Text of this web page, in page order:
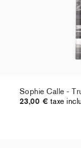
Sophie Calle -
23,00 € taxe